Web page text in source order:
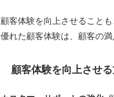
顧客体験を向上させること
優れた顧客体験は、顧客の
顧客体験を向上させ